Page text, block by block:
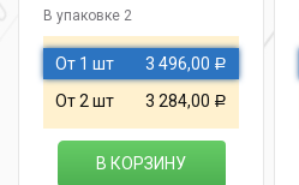
В упаковке 2
От 1 шт 3 496,00 Р
От 2 шт 3 284,00 Р
В КОРЗИНУ